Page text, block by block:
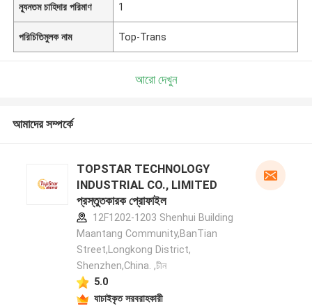
ন্যূনতম চাহিদার পরিমাণ 1
পরিচিতিমুলক নাম Top-Trans
আরো দেখুন
আমাদের সম্পর্কে
TOPSTAR TECHNOLOGY
INDUSTRIAL CO., LIMITED
প্রস্তুতকারক প্রোফাইল
12F1202-1203 Shenhui Building
Maantang Community,BanTian
Street,Longkong District,
Shenzhen,China. ,চীন
5.0
যাচাইকৃত সরবরাহকারী